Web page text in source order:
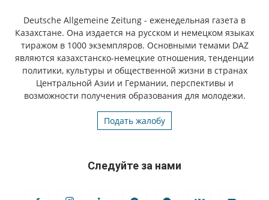
Deutsche Allgemeine Zeitung - еженедельная газета в
Казахстане. Она издается на русском и немецком языках
тиражом в 1000 экземпляров. Основными темами DAZ
являются казахстанско-немецкие отношения, тенденции
политики, культуры и общественной жизни в странах
Центральной Азии и Германии, перспективы и
возможности получения образования для молодежи.
Подать жалобу
Следуйте за нами